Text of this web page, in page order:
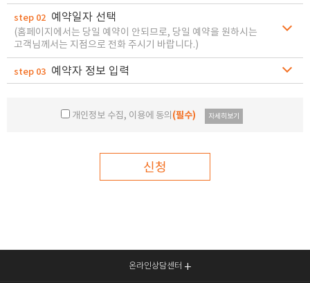
step 02 예약일자 선택
(홈페이지에서는 당일 예약이 안되므로, 당일 예약을 원하시는
고객님께서는 지점으로 전화 주시기 바랍니다.)
step 03 예약자 정보 입력
개인정보 수집, 이용에 동의 (필수) 자세히보기
신청
온라인상담센터